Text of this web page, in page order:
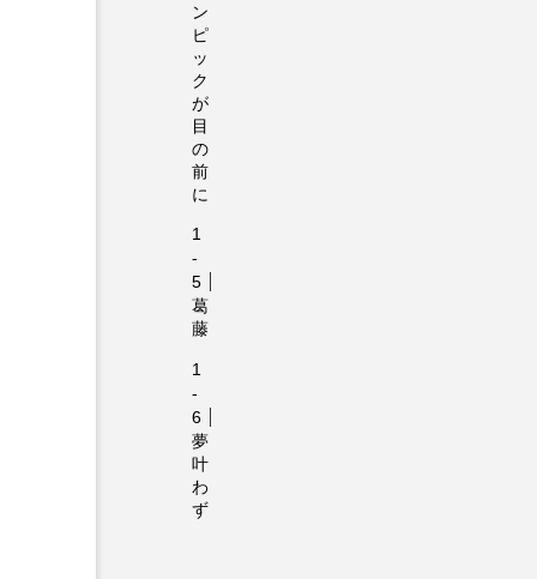
ン
ピ
ッ
ク
が
目
の
前
に
葛
藤
夢
叶
わ
ず